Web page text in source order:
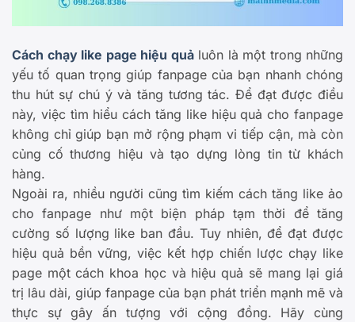
Cách chạy like page hiệu quảluôn là một trong những
yếu tố quan trọng giúp fanpage của bạn nhanh chóng
thu hút sự chú ý và tăng tương tác. Để đạt được điều
này, việc tìm hiểu cách tăng like hiệu quả cho fanpage
không chỉ giúp bạn mở rộng phạm vi tiếp cận, mà còn
củng cố thương hiệu và tạo dựng lòng tin từ khách
hàng.
Ngoài ra, nhiều người cũng tìm kiếm cách tăng like ảo
cho fanpage như một biện pháp tạm thời để tăng
cường số lượng like ban đầu. Tuy nhiên, để đạt được
hiệu quả bền vững, việc kết hợp chiến lược chạy like
page một cách khoa học và hiệu quả sẽ mang lại giá
trị lâu dài, giúp fanpage của bạn phát triển mạnh mẽ và
thực sự gây ấn tượng với cộng đồng. Hãy cùng